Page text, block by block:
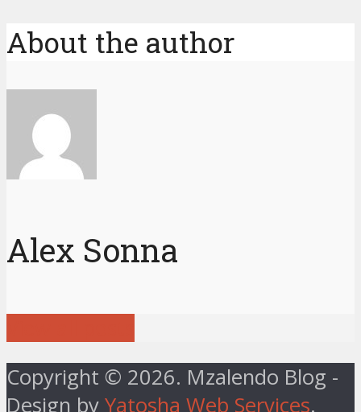
About the author
Alex Sonna
Copyright © 2026. Mzalendo Blog -
Design by Yatosha Web Services.